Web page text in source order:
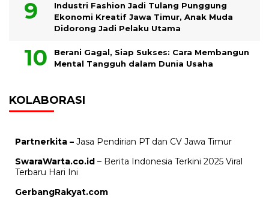
Industri Fashion Jadi Tulang Punggung
Ekonomi Kreatif Jawa Timur, Anak Muda
Didorong Jadi Pelaku Utama
Berani Gagal, Siap Sukses: Cara Membangun
Mental Tangguh dalam Dunia Usaha
KOLABORASI
Partnerkita – Jasa Pendirian PT dan CV Jawa Timur
SwaraWarta.co.id – Berita Indonesia Terkini 2025 Viral
Terbaru Hari Ini
GerbangRakyat.com